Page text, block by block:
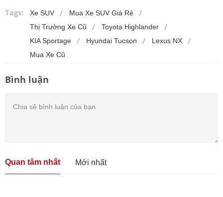
Tags: Xe SUV
Mua Xe SUV Giá Rẻ
Thị Trường Xe Cũ
Toyota Highlander
KIA Sportage
Hyundai Tucson
Lexus NX
Mua Xe Cũ
Bình luận
Quan tâm nhất Mới nhất